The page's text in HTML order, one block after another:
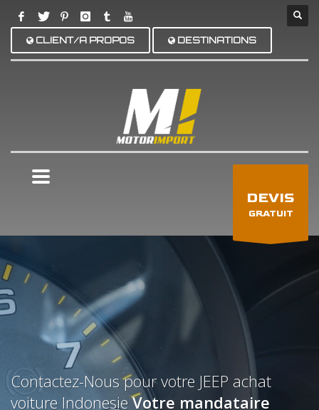
CLIENT/A PROPOS DESTINATIONS
DEVIS
GRATUIT
Contactez-Nous pour votre JEEP achat
voiture IndonesieVotre mandataire